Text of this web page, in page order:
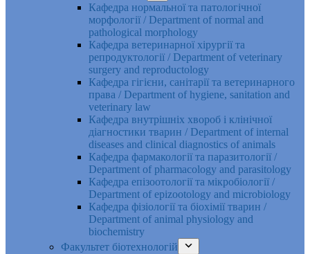
Кафедра нормальної та патологічної
морфології / Department of normal and
pathological morphology
Кафедра ветеринарної хірургії та
репродуктології / Department of veterinary
surgery and reproductology
Кафедра гігієни, санітарії та ветеринарного
права / Department of hygiene, sanitation and
veterinary law
Кафедра внутрішніх хвороб і клінічної
діагностики тварин / Department of internal
diseases and clinical diagnostics of animals
Кафедра фармакології та паразитології /
Department of pharmacology and parasitology
Кафедра епізоотології та мікробіології /
Department of epizootology and microbiology
Кафедра фізіології та біохімії тварин /
Department of animal physiology and
biochemistry
Факультет біотехнологій